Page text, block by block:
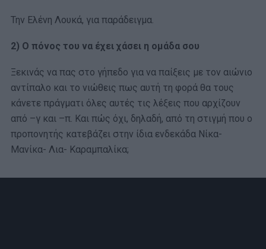
Την Ελένη Λουκά, για παράδειγμα.
2) Ο πόνος του να έχει χάσει η ομάδα σου
Ξεκινάς να πας στο γήπεδο για να παίξεις με τον αιώνιο
αντίπαλο και το νιώθεις πως αυτή τη φορά θα τους
κάνετε πράγματι όλες αυτές τις λέξεις που αρχίζουν
από –γ και –π. Και πώς όχι, δηλαδή, από τη στιγμή που ο
προπονητής κατεβάζει στην ίδια ενδεκάδα Νίκα-
Μανίκα- Λια- Καραμπαλίκα;